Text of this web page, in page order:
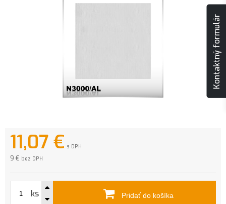
11,07 € s DPH
9 € bez DPH
ks Pridať do košíka
Kontaktný formulár